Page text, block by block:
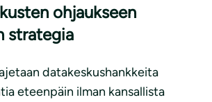
ohjaukseen
strategia
datakeskushankkeita
eteenpäin ilman kansallista